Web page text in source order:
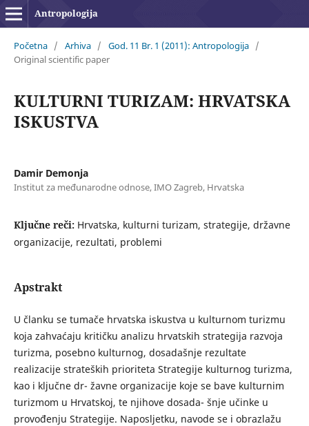
Antropologija
Početna / Arhiva / God. 11 Br. 1 (2011): Antropologija /
Original scientific paper
KULTURNI TURIZAM: HRVATSKA
ISKUSTVA
Damir Demonja
Institut za međunarodne odnose, IMO Zagreb, Hrvatska
Ključne reči: Hrvatska, kulturni turizam, strategije, državne
organizacije, rezultati, problemi
Apstrakt
U članku se tumače hrvatska iskustva u kulturnom turizmu
koja zahvaćaju kritičku analizu hrvatskih strategija razvoja
turizma, posebno kulturnog, dosadašnje rezultate
realizacije strateških prioriteta Strategije kulturnog turizma,
kao i ključne dr- žavne organizacije koje se bave kulturnim
turizmom u Hrvatskoj, te njihove dosada- šnje učinke u
provođenju Strategije. Naposljetku, navode se i obrazlažu